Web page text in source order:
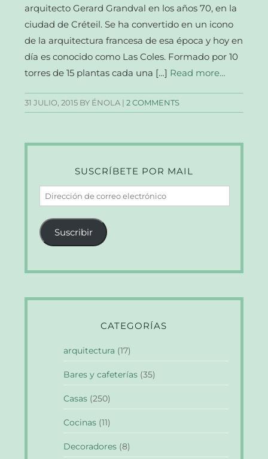
arquitecto Gerard Grandval en los años 70, en la
ciudad de Créteil. Se ha convertido en un icono
de la arquitectura francesa de esa época y hoy en
día es conocido como Las Coles. Formado por 10
torres de 15 plantas cada una […] Read more…
31 JULIO, 2015 BY ÉNOLA |2 COMMENTS
SUSCRÍBETE POR MAIL
Dirección
de
correo
electrónico
Suscribir
CATEGORÍAS
arquitectura (17)
Bares y cafeterías (35)
Casas (250)
Cocinas (11)
Decoradores (8)